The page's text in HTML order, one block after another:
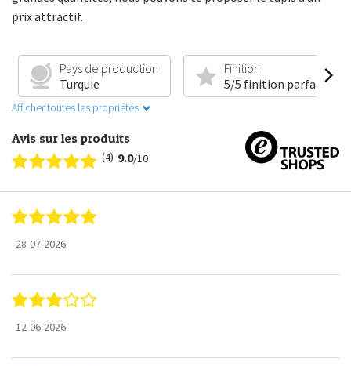
prix attractif.
Pays de production
Turquie
Finition
5/5 finition parfaite
Afficher toutes les propriétés
Avis sur les produits
(4) 9.0/10
28-07-2026
12-06-2026
Reçois 5 € de réduction
sur ton premier achat !
Inscris-toi et sois le premier à découvrir les nouvelles
collections et les offres exclusives.
350.000+ peronnes